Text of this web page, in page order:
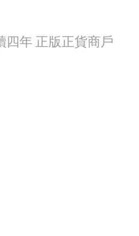
四年 正版正貨商戶